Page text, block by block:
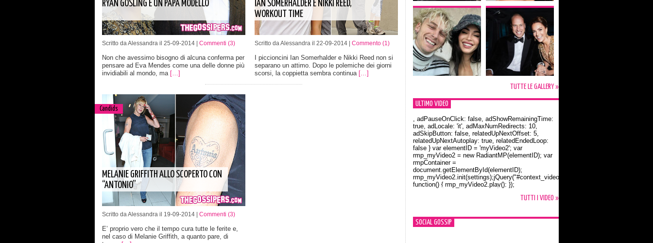
RYAN GOSLING È UN PAPÀ MODELLO
Scritto da Alessandra il 25-09-2014 | Commenti (3)
Non che avessimo bisogno di alcuna conferma per
pensare ad Eva Mendes come una delle donne più
invidiabili al mondo, ma […]
IAN SOMERHALDER E NIKKI REED,
WORKOUT TIME
Scritto da Alessandra il 22-09-2014 | Commento (1)
I piccioncini Ian Somerhalder e Nikki Reed non si
separano un attimo. Dopo le polemiche dei giorni
scorsi, la coppietta sembra continua […]
Candids
MELANIE GRIFFITH ALLO SCOPERTO CON
“ANTONIO”
Scritto da Alessandra il 19-09-2014 | Commenti (3)
E’ proprio vero che il tempo cura tutte le ferite e,
nel caso di Melanie Griffith, a quanto pare, di
TUTTE LE GALLERY »
ULTIMO VIDEO
Orlando Bloom e la t-shirt dedicata a Flynn
, adPauseOnClick: false, adShowRemainingTime:
true, adLocale: 'it', adMaxNumRedirects: 10,
adSkipButton: false, relatedUpNextOffset: 5,
relatedUpNextAutoplay: true, relatedEndedLoop:
false } var elementID = 'myVideo2'; var
rmp_myVideo2 = new RadiantMP(elementID); var
rmpContainer =
document.getElementById(elementID);
rmp_myVideo2.init(settings);jQuery("#context_video2").one("mouseover",
function() { rmp_myVideo2.play(); });
TUTTI I VIDEO »
SOCIAL GOSSIP